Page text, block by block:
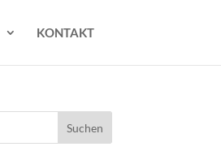
KONTAKT